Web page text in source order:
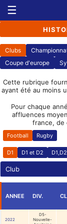
☰
Clubs
Coupe d'europe
Cette rubrique
ayant été au moins
Pour chaque
affluences
france, de
Football Rugby
D1 D1 et D2
Club
ANNEE DIV.
2022
D5-
Nouvelle-